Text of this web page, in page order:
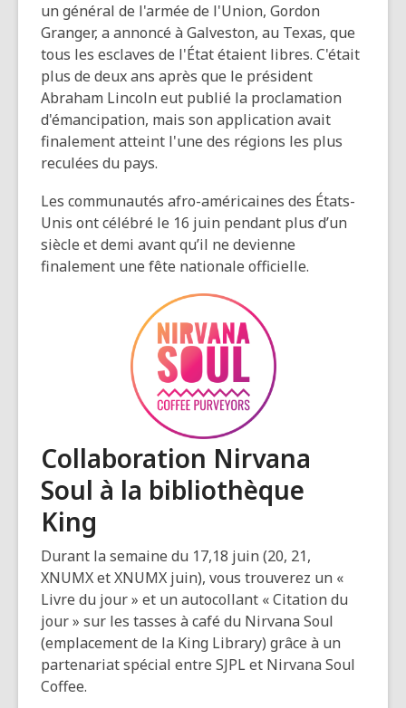
un général de l'armée de l'Union, Gordon
Granger, a annoncé à Galveston, au Texas, que
tous les esclaves de l'État étaient libres. C'était
plus de deux ans après que le président
Abraham Lincoln eut publié la proclamation
d'émancipation, mais son application avait
finalement atteint l'une des régions les plus
reculées du pays.
Les communautés afro-américaines des États-
Unis ont célébré le 16 juin pendant plus d’un
siècle et demi avant qu’il ne devienne
finalement une fête nationale officielle.
Collaboration Nirvana
Soul à la bibliothèque
King
Durant la semaine du 17,18 juin (20, 21,
XNUMX et XNUMX juin), vous trouverez un «
Livre du jour » et un autocollant « Citation du
jour » sur les tasses à café du Nirvana Soul
(emplacement de la King Library) grâce à un
partenariat spécial entre SJPL et Nirvana Soul
Coffee.